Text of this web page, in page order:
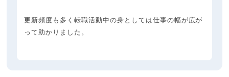
更新頻度も多く転職活動中の身としては仕事の幅が広が
って助かりました。